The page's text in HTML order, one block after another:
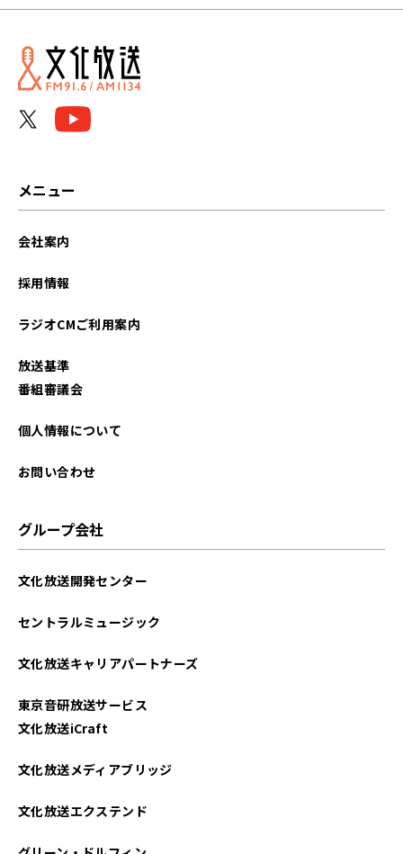
メニュー
会社案内
採用情報
ラジオCMご利用案内
放送基準
番組審議会
個人情報について
お問い合わせ
グループ会社
文化放送開発センター
セントラルミュージック
文化放送キャリアパートナーズ
東京音研放送サービス
文化放送iCraft
文化放送メディアブリッジ
文化放送エクステンド